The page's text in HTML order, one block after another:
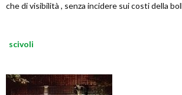
che di visibilità , senza incidere sui costi della
scivoli